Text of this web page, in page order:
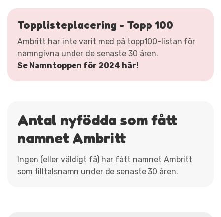
Topplisteplacering - Topp 100
Ambritt har inte varit med på topp100-listan för
namngivna under de senaste 30 åren.
Se Namntoppen för 2024 här!
Antal nyfödda som fått
namnet Ambritt
Ingen (eller väldigt få) har fått namnet Ambritt
som tilltalsnamn under de senaste 30 åren.